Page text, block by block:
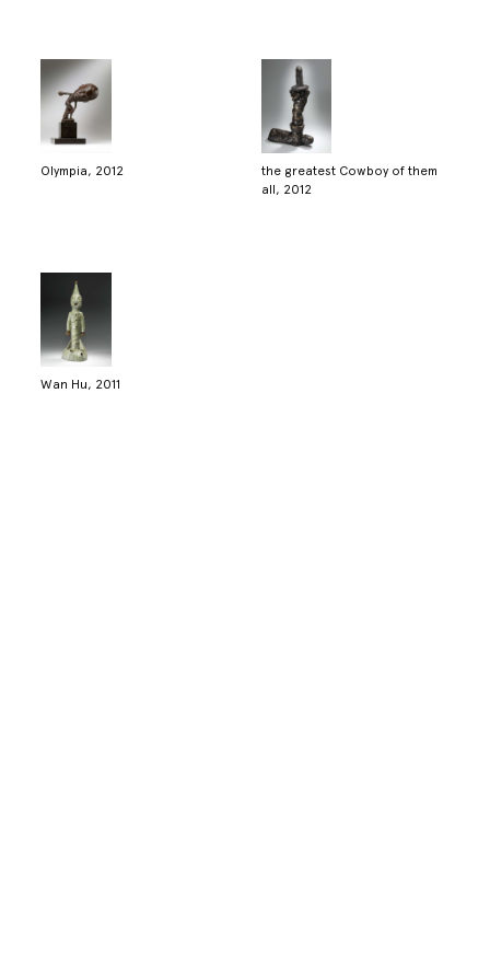
Olympia, 2012
the greatest Cowboy of them
all, 2012
Wan Hu, 2011